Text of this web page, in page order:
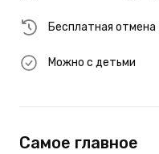
Бесплатная отмена
Можно с детьми
Самое главное